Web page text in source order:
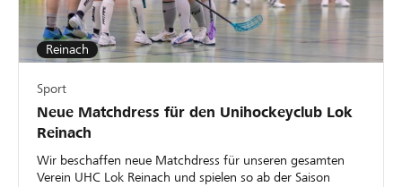
Reinach
Sport
Neue Matchdress für den Unihockeyclub Lok
Reinach
Wir beschaffen neue Matchdress für unseren gesamten
Verein UHC Lok Reinach und spielen so ab der Saison